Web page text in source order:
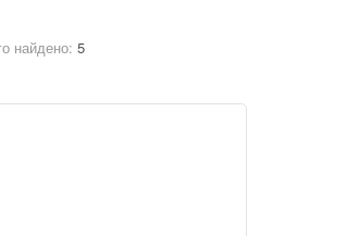
найдено: 5